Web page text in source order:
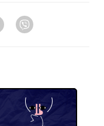
TelegramViber